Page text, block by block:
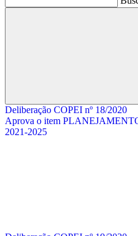
Buscar
Deliberação COPEI nº 18/2020
Aprova o item
2021-2025